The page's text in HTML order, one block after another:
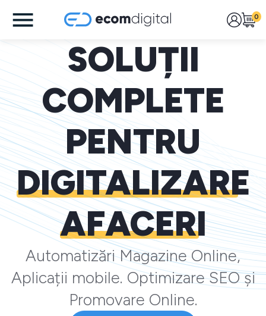
0
SOLUȚII
COMPLETE
PENTRU
DIGITALIZARE
AFACERI
Automatizări Magazine Online,
Aplicații mobile. Optimizare SEO și
Promovare Online.